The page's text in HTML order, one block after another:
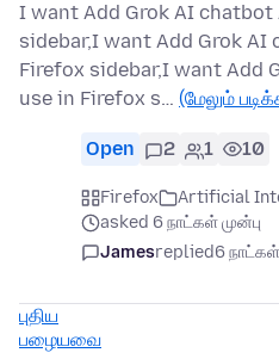
I want Add Grok AI
sidebar,I want Add Grok
Firefox sidebar,I want Add
use in Firefox s… (மேலும்
Open 2 1 10
Firefox
Artificial
asked 6 நாட்கள் முன்பு
Jamesreplied6 நாட்கள்
புதிய
பழையவை